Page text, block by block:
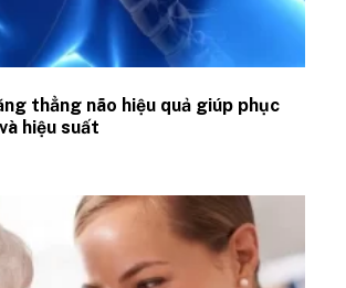
thẳng não hiệu quả giúp phục
hiệu suất